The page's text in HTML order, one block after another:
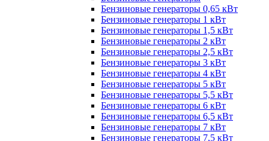
Бензиновые генераторы 0,65 кВт
Бензиновые генераторы 1 кВт
Бензиновые генераторы 1,5 кВт
Бензиновые генераторы 2 кВт
Бензиновые генераторы 2,5 кВт
Бензиновые генераторы 3 кВт
Бензиновые генераторы 4 кВт
Бензиновые генераторы 5 кВт
Бензиновые генераторы 5,5 кВт
Бензиновые генераторы 6 кВт
Бензиновые генераторы 6,5 кВт
Бензиновые генераторы 7 кВт
Бензиновые генераторы 7,5 кВт